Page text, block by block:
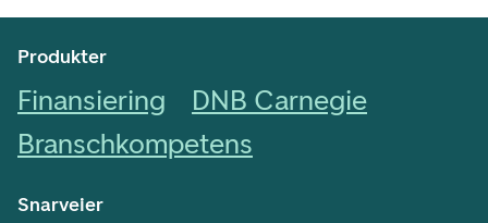
Produkter
Finansiering
DNB Carnegie
Branschkompetens
Snarveier